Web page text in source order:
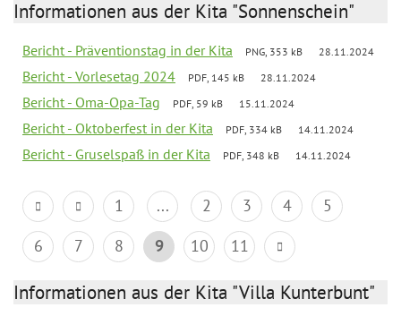
Informationen aus der Kita "Sonnenschein"
Bericht - Präventionstag in der Kita PNG, 353 kB 28.11.2024
Bericht - Vorlesetag 2024 PDF, 145 kB 28.11.2024
Bericht - Oma-Opa-Tag PDF, 59 kB 15.11.2024
Bericht - Oktoberfest in der Kita PDF, 334 kB 14.11.2024
Bericht - Gruselspaß in der Kita PDF, 348 kB 14.11.2024
1 ... 2 3 4
5
6
7 8 9 10 11
Informationen aus der Kita "Villa Kunterbunt"